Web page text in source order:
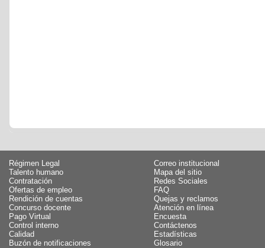
Régimen Legal
Talento humano
Contratación
Ofertas de empleo
Rendición de cuentas
Concurso docente
Pago Virtual
Control interno
Calidad
Buzón de notificaciones
Correo institucional
Mapa del sitio
Redes Sociales
FAQ
Quejas y reclamos
Atención en línea
Encuesta
Contáctenos
Estadísticas
Glosario